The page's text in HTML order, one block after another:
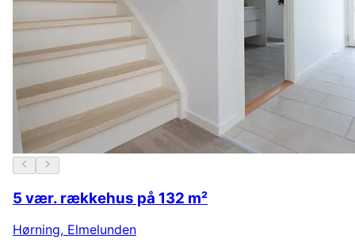
5 vær. rækkehus på 132 m²
Hørning, Elmelunden